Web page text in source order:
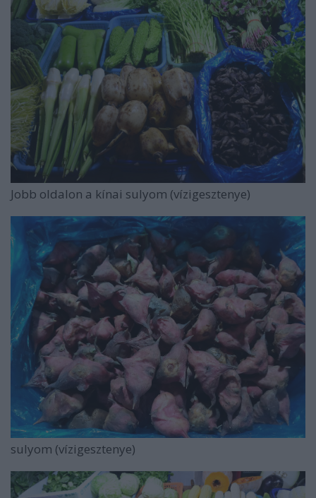
Jobb oldalon a kínai sulyom (vízigesztenye)
sulyom (vízigesztenye)